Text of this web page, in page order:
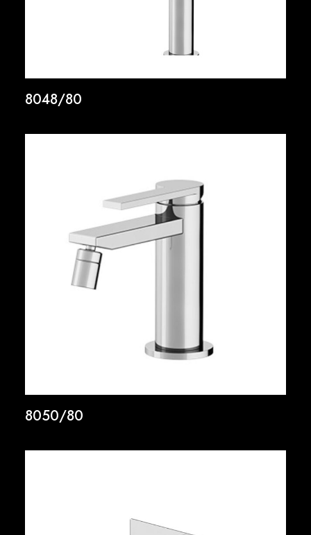
8048/80
8050/80